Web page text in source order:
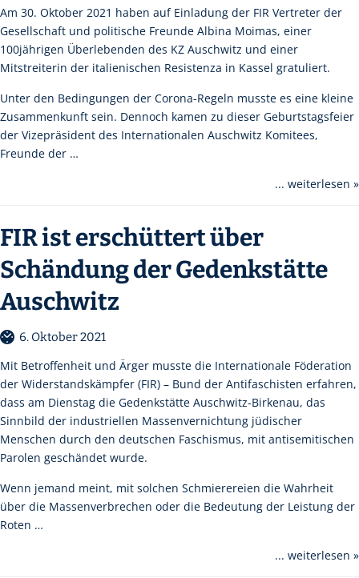
Am 30. Oktober 2021 haben auf Einladung der FIR Vertreter der
Gesellschaft und politische Freunde Albina Moimas, einer
100jährigen Überlebenden des KZ Auschwitz und einer
Mitstreiterin der italienischen Resistenza in Kassel gratuliert.
Unter den Bedingungen der Corona-Regeln musste es eine kleine
Zusammenkunft sein. Dennoch kamen zu dieser Geburtstagsfeier
der Vizepräsident des Internationalen Auschwitz Komitees,
Freunde der …
... weiterlesen »
FIR ist erschüttert über
Schändung der Gedenkstätte
Auschwitz
6. Oktober 2021
Mit Betroffenheit und Ärger musste die Internationale Föderation
der Widerstandskämpfer (FIR) – Bund der Antifaschisten erfahren,
dass am Dienstag die Gedenkstätte Auschwitz-Birkenau, das
Sinnbild der industriellen Massenvernichtung jüdischer
Menschen durch den deutschen Faschismus, mit antisemitischen
Parolen geschändet wurde.
Wenn jemand meint, mit solchen Schmierereien die Wahrheit
über die Massenverbrechen oder die Bedeutung der Leistung der
Roten …
... weiterlesen »